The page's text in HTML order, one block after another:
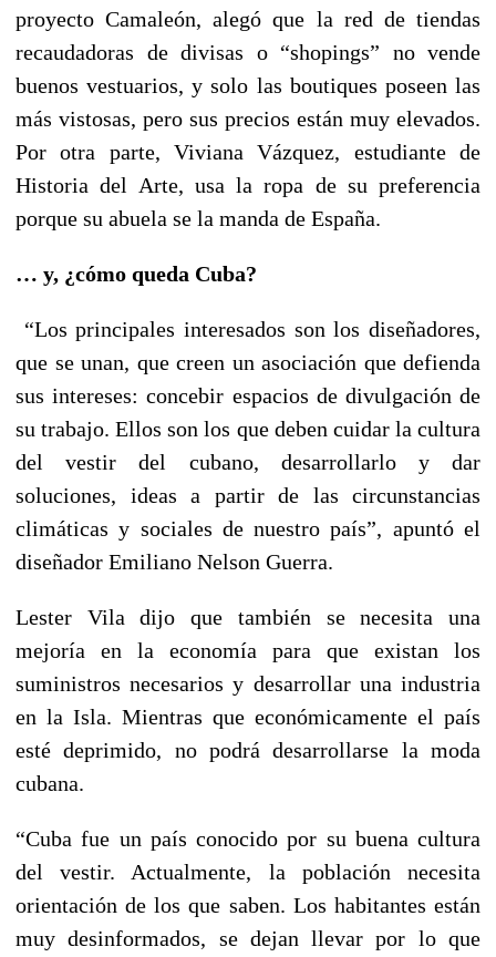
proyecto Camaleón, alegó que la red de tiendas
recaudadoras de divisas o “shopings” no vende
buenos vestuarios, y solo las boutiques poseen las
más vistosas, pero sus precios están muy elevados.
Por otra parte, Viviana Vázquez, estudiante de
Historia del Arte, usa la ropa de su preferencia
porque su abuela se la manda de España.
… y, ¿cómo queda Cuba?
“Los principales interesados son los diseñadores,
que se unan, que creen un asociación que defienda
sus intereses: concebir espacios de divulgación de
su trabajo. Ellos son los que deben cuidar la cultura
del vestir del cubano, desarrollarlo y dar
soluciones, ideas a partir de las circunstancias
climáticas y sociales de nuestro país”, apuntó el
diseñador Emiliano Nelson Guerra.
Lester Vila dijo que también se necesita una
mejoría en la economía para que existan los
suministros necesarios y desarrollar una industria
en la Isla. Mientras que económicamente el país
esté deprimido, no podrá desarrollarse la moda
cubana.
“Cuba fue un país conocido por su buena cultura
del vestir. Actualmente, la población necesita
orientación de los que saben. Los habitantes están
muy desinformados, se dejan llevar por lo que